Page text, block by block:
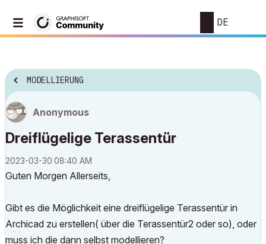
DE
MODELLIERUNG
Anonymous
Dreiflügelige Terassentür
‎2023-03-30 08:40 AM
Guten Morgen Allerseits,
Gibt es die Möglichkeit eine dreiflügelige Terassentür in
Archicad zu erstellen( über die Terassentür2 oder so), oder
muss ich die dann selbst modellieren?